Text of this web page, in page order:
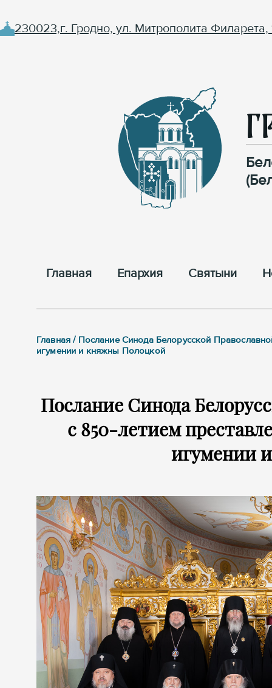
230023,г. Гродно, ул. Митрополита Филарета,
Главная Епархия Cвятыни
Главная / Послание Синода Белорусской
игумении и княжны Полоцкой
Послание Синода
с 850-летием
игумении